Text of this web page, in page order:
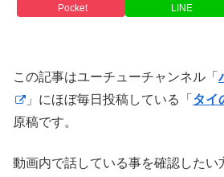
Pocket LINE
この記事はユーチューチャンネル「
」にほぼ毎日投稿している「 タイ
原稿です。
動画内で話している事を確認したい